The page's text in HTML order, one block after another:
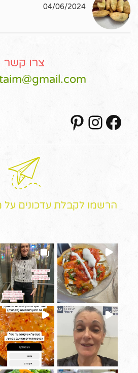
04/06/2024
צרו קשר
Facebook
Instagram
הרשמו לקבלת עדכונים על